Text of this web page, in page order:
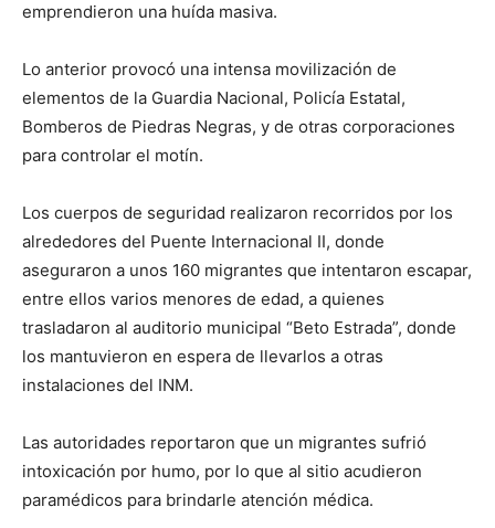
emprendieron una huída masiva.
Lo anterior provocó una intensa movilización de
elementos de la Guardia Nacional, Policía Estatal,
Bomberos de Piedras Negras, y de otras corporaciones
para controlar el motín.
Los cuerpos de seguridad realizaron recorridos por los
alrededores del Puente Internacional II, donde
aseguraron a unos 160 migrantes que intentaron escapar,
entre ellos varios menores de edad, a quienes
trasladaron al auditorio municipal “Beto Estrada”, donde
los mantuvieron en espera de llevarlos a otras
instalaciones del INM.
Las autoridades reportaron que un migrantes sufrió
intoxicación por humo, por lo que al sitio acudieron
paramédicos para brindarle atención médica.